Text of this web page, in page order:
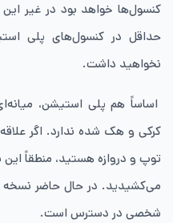
کنسول‌ها خواهد بود در غیر
نخواهید داشت.
اساساً هم پلی ‌استیشن،
کرکی و هک شده ندارد. اگر
توپ و دروازه هستید، منطقاً
می‌کشیدید. در حال حاضر نسخه
شخصی در دسترس است.